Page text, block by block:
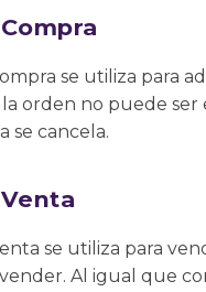
se utiliza para
la orden no puede
se cancela.
se utiliza para
Al igual que